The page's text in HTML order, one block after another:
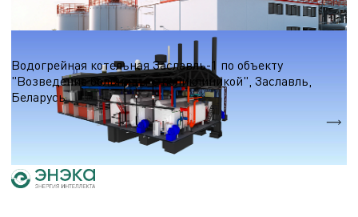
Водогрейные котельные на природном газе
Водогрейная котельная Заславль-1 по объекту
"Возведение больницы с поликлиникой", Заславль,
Беларусь